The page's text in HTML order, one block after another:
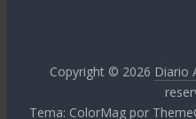
Copyright © 2026 Diario
Tema: ColorMag por